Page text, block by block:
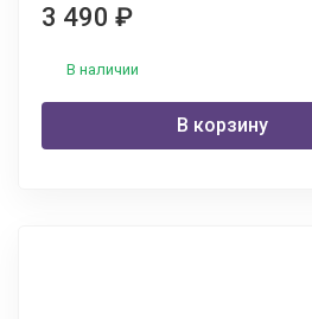
3 490 ₽
В наличии
В корзину